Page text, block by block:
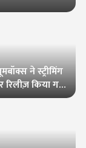
ने स्ट्रीमिंग
रिलीज़ किया गया